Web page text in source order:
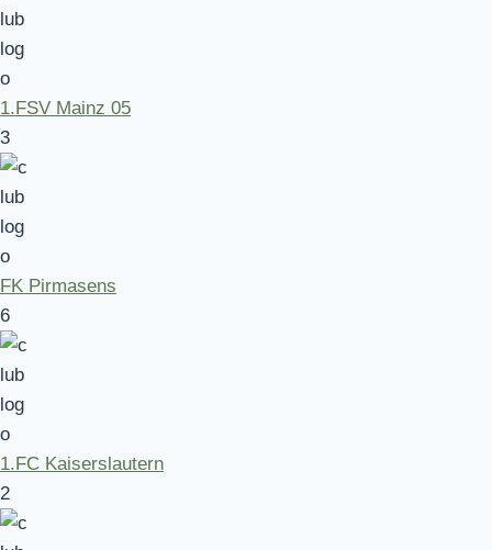
1.FSV Mainz 05
3
FK Pirmasens
6
1.FC Kaiserslautern
2